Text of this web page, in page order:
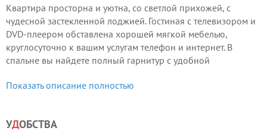
Квартира просторна и уютна, со светлой прихожей, с
чудесной застекленной лоджией. Гостиная с телевизором и
DVD-плеером обставлена хорошей мягкой мебелью,
круглосуточно к вашим услугам телефон и интернет. В
спальне вы найдете полный гарнитур с удобной
бытовую технику и набор посуды.
Показать описание полностью
УДОБСТВА